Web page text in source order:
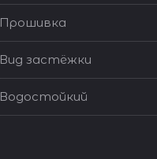
Прошивка
Вид застёжки
Водостойкий